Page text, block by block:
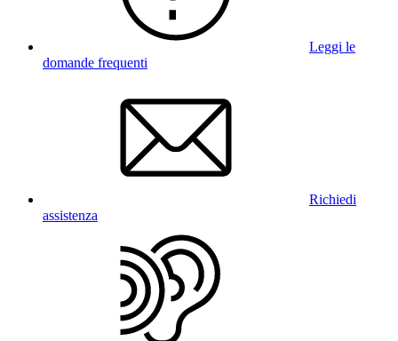
Leggi le
domande frequenti
Richiedi
assistenza